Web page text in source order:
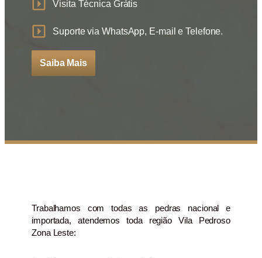
Visita Técnica Grátis
Suporte via WhatsApp, E-mail e Telefone.
Saiba Mais
Trabalhamos com todas as pedras nacional e
importada, atendemos toda região Vila Pedroso
Zona Leste: